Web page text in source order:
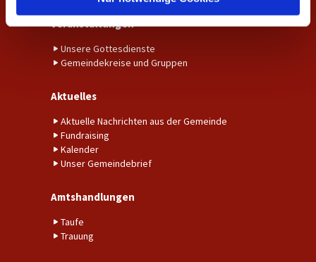
Veranstaltungen
Unsere Gottesdienste
Gemeindekreise und Gruppen
Aktuelles
Aktuelle Nachrichten aus der Gemeinde
Fundraising
Kalender
Unser Gemeindebrief
Amtshandlungen
Taufe
Trauung